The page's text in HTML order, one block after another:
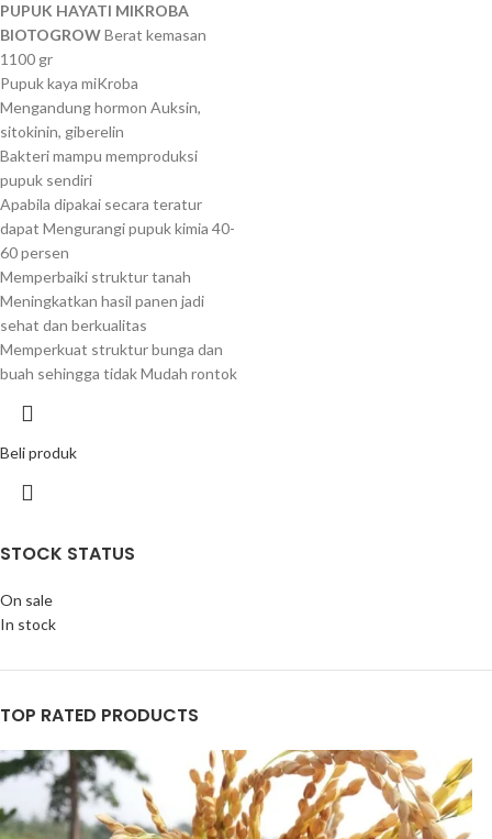
STOCK STATUS
On sale
In stock
TOP RATED PRODUCTS
PUPUK HAYATI MIKROBA
BIOTOGROWBerat kemasan
1100 gr
Pupuk kaya miKroba
Mengandung hormon Auksin,
sitokinin, giberelin
Bakteri mampu memproduksi
pupuk sendiri
Apabila dipakai secara teratur
dapat Mengurangi pupuk kimia 40-
60 persen
Memperbaiki struktur tanah
Meningkatkan hasil panen jadi
sehat dan berkualitas
Memperkuat struktur bunga dan
buah sehingga tidak Mudah rontok
Beli produk